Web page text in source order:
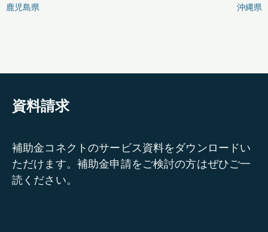
鹿児島県
沖縄県
資料請求
補助金コネクトのサービス資料をダウンロードい
ただけます。補助金申請をご検討の方はぜひご一
読ください。